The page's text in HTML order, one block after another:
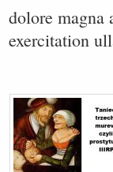
dolore
exercitation